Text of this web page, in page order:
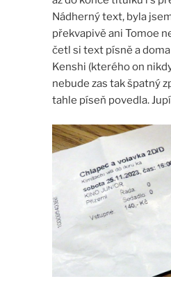
Nádherný text, byla
překvapivě ani Tomoe
četl si text písně a
Kenshi (kterého on
nebude zas tak špatný
tahle píseň povedla.